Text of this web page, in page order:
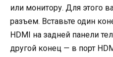
или монитору. Для этого
разъем. Вставьте один
HDMI на задней панели
другой конец — в порт